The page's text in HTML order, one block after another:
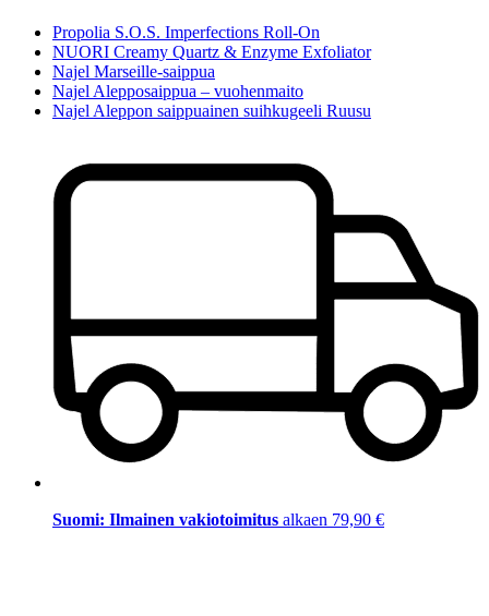
Propolia S.O.S. Imperfections Roll-On
NUORI Creamy Quartz & Enzyme Exfoliator
Najel Marseille-saippua
Najel Alepposaippua – vuohenmaito
Najel Aleppon saippuainen suihkugeeli Ruusu
Suomi: Ilmainen vakiotoimitus alkaen 79,90 €